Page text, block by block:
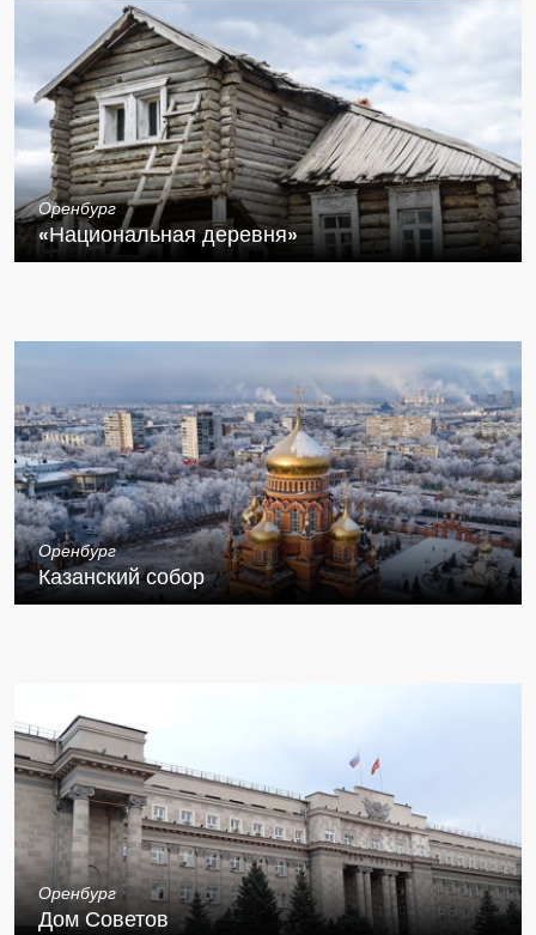
Оренбург
«Национальная деревня»
Оренбург
Казанский собор
Оренбург
Дом Советов